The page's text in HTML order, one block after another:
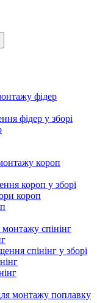
фідер
фідер у зборі
короп
короп у зборі
короп
спінінг
спінінг у зборі
монтажу поплавку